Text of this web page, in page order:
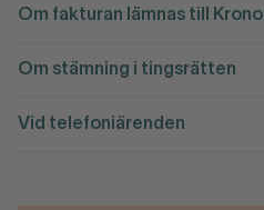
Om fakturan lämnas till
Om stämning i tingsrätten
Vid telefoniärenden